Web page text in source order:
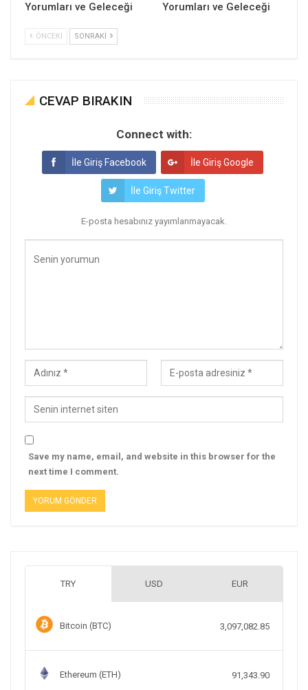
Yorumları ve Geleceği
Yorumları ve Geleceği
ÖNCEKI SONRAKI
CEVAP BIRAKIN
Connect with:
İle Giriş Facebook İle Giriş Google
İle Giriş Twitter
E-posta hesabınız yayımlanmayacak.
Save my name, email, and website in this browser for the
next time I comment.
TRY USD EUR
Bitcoin (BTC) 3,097,082.85
Ethereum (ETH) 91,343.90